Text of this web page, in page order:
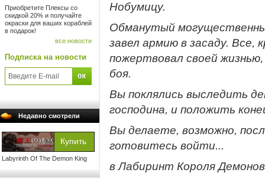
Приобретите Плексы со
скидкой 20% и получайте
окраски для ваших кораблей
в подарок!
все новости
Подписка на новости
Недавно смотрели
Labyrinth Of The Demon King
Нобумицу.
Обманутый
завел армию в засаду. Все,
пожертвовал своей
боя.
Вы поклялись выследить
господина, и положить
Вы делаете, возможно,
готовитесь войти...
в Лабиринт Короля